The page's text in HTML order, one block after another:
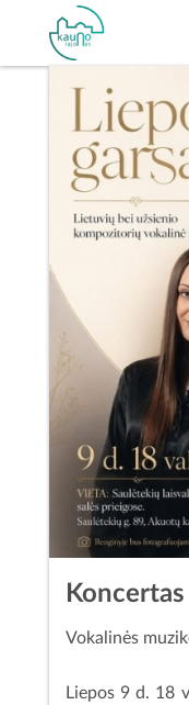
Koncertas
Vokalinės
Liepos 9 d. 18